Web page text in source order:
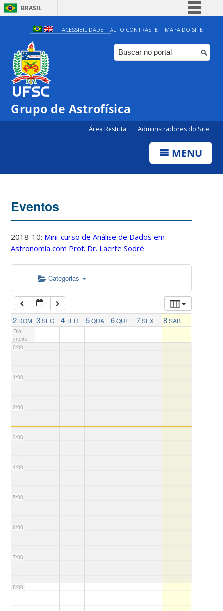
BRASIL
Simplifique!
Comunica BR
Participe
ACESSIBILIDADE ALTO CONTRASTE MAPA DO SITE
Grupo de Astrofísica
Área Restrita Administradores do Site
MENU
Eventos
2018-10: Mini-curso de Análise de Dados em
Astronomia com Prof. Dr. Laerte Sodré
Categorias
2 DOM 3SEG 4TER 5QUA 6QUI 7SEX 8SÁB
Dia
inteiro
0:00
1:00
2:00
3:00
4:00
5:00
6:00
7:00
8:00